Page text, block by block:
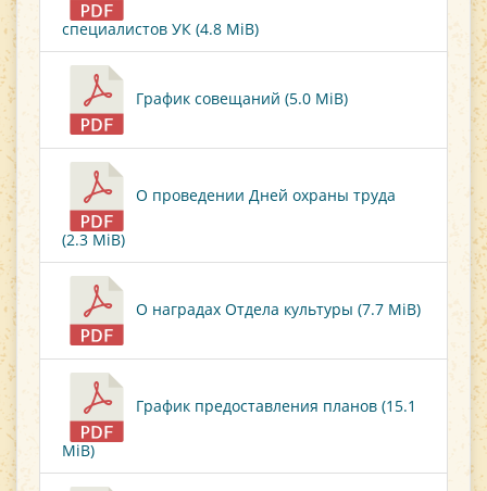
специалистов УК (4.8 MiB)
График совещаний (5.0 MiB)
О проведении Дней охраны труда
(2.3 MiB)
О наградах Отдела культуры (7.7 MiB)
График предоставления планов (15.1
MiB)